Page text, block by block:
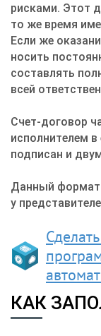
рисками. Этот
то же время
Если же
носить
составлять
всей
Счет-договор
исполнителем
подписан и
Данный формат
у
КАК